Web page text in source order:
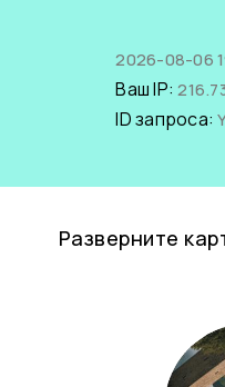
2026-08-06
Ваш IP:
ID запроса:
Разверните